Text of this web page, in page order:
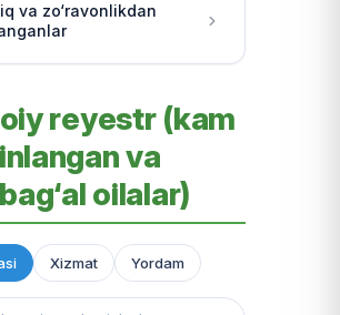
va zo‘ravonlikdan
reyestr (kam
va
oilalar)
Xizmat Yordam